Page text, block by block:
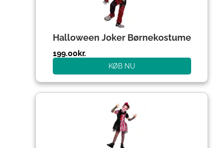
Halloween Joker Børnekostume
199.00kr.
KØB NU